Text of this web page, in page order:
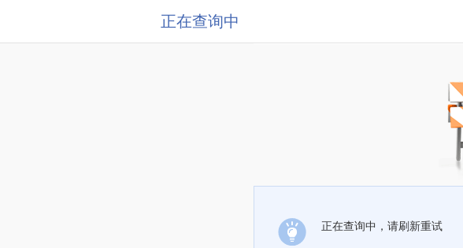
正在查询中
正在查询中，请刷新重试